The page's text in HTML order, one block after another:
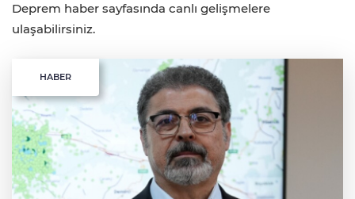
Deprem haber sayfasında canlı gelişmelere
ulaşabilirsiniz.
HABER